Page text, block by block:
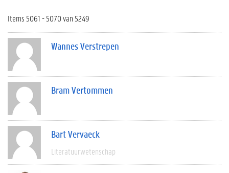
Items 5061 - 5070 van 5249
Wannes Verstrepen
Bram Vertommen
Bart Vervaeck
Literatuurwetenschap